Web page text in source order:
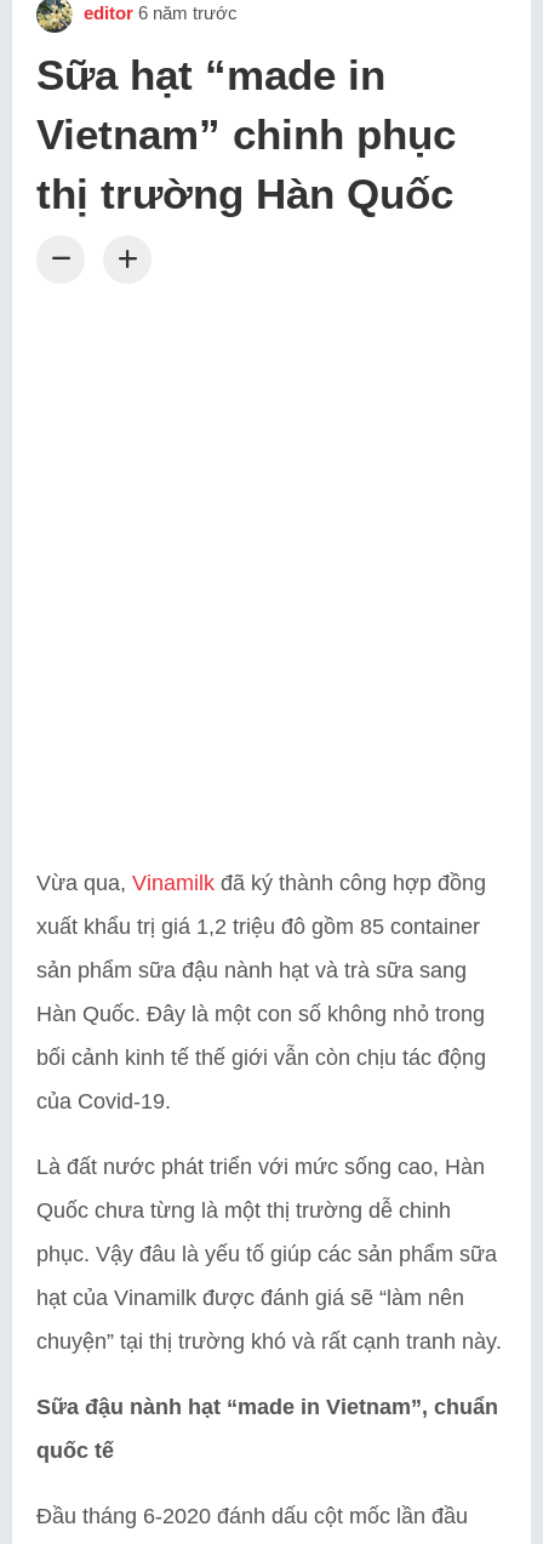
editor 6 năm trước
Sữa hạt “made in
Vietnam” chinh phục
thị trường Hàn Quốc
Vừa qua, Vinamilk đã ký thành công hợp đồng
xuất khẩu trị giá 1,2 triệu đô gồm 85 container
sản phẩm sữa đậu nành hạt và trà sữa sang
Hàn Quốc. Đây là một con số không nhỏ trong
bối cảnh kinh tế thế giới vẫn còn chịu tác động
của Covid-19.
Là đất nước phát triển với mức sống cao, Hàn
Quốc chưa từng là một thị trường dễ chinh
phục. Vậy đâu là yếu tố giúp các sản phẩm sữa
hạt của Vinamilk được đánh giá sẽ “làm nên
chuyện” tại thị trường khó và rất cạnh tranh này.
Sữa đậu nành hạt “made in Vietnam”, chuẩn
quốc tế
Đầu tháng 6-2020 đánh dấu cột mốc lần đầu